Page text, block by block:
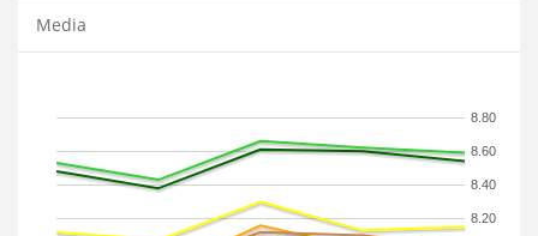
Media
8.20
8.40
8.60
8.80